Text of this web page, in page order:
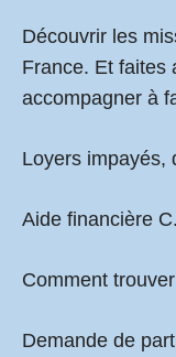
Découvrir les
France. Et faites
accompagner à
Loyers impayés,
Aide financière
Comment
Demande de